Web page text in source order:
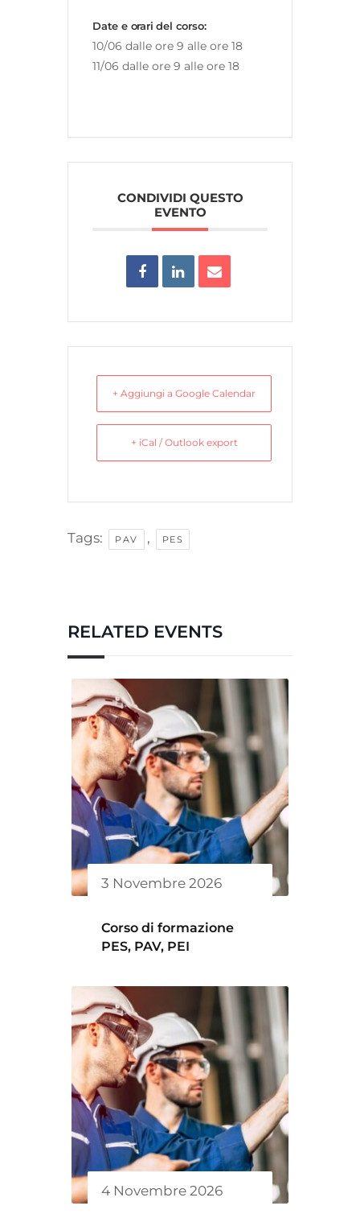
Date e orari del corso:
10/06 dalle ore 9 alle ore 18
11/06 dalle ore 9 alle ore 18
CONDIVIDI QUESTO
EVENTO
+ Aggiungi a Google Calendar
+ iCal / Outlook export
Tags: PAV , PES
RELATED EVENTS
3 Novembre 2026
Corso di formazione
PES, PAV, PEI
4 Novembre 2026